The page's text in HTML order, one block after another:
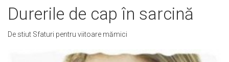
Durerile de cap în sarcină
De stiut Sfaturi pentru viitoare mămici